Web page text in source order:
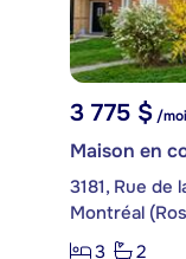
3 775 $/
Maison en
3181, Rue de
Montréal
3
2